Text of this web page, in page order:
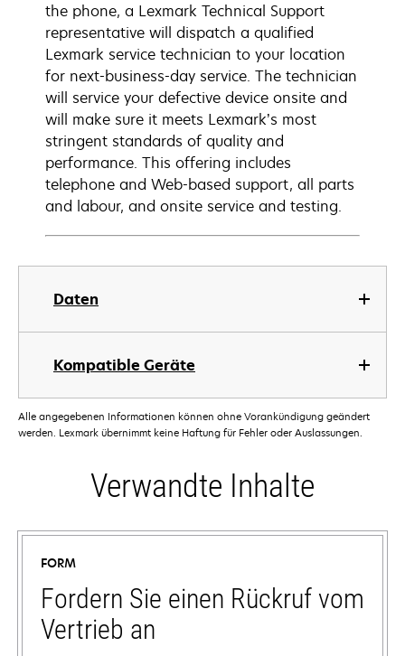
Daten
Kompatible Geräte
the phone, a Lexmark Technical Support
representative will dispatch a qualified
Lexmark service technician to your location
for next-business-day service. The technician
will service your defective device onsite and
will make sure it meets Lexmark’s most
stringent standards of quality and
performance. This offering includes
telephone and Web-based support, all parts
and labour, and onsite service and testing.
Alle angegebenen Informationen können ohne Vorankündigung geändert
werden. Lexmark übernimmt keine Haftung für Fehler oder Auslassungen.
Verwandte Inhalte
FORM
Fordern Sie einen Rückruf vom
Vertrieb an